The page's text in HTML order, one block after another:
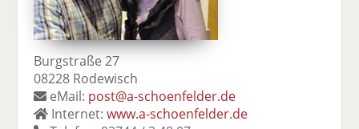
Burgstraße 27
08228 Rodewisch
eMail: post@a-schoenfelder.de
Internet:www.a-schoenfelder.de